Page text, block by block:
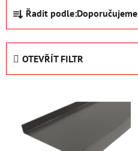
z
Řadit podle:Doporučujeme
OTEVŘÍT FILTR